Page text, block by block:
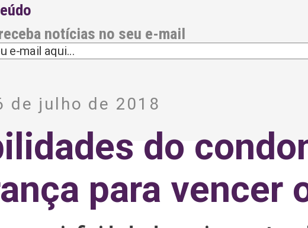
notícias no seu e-mail
de julho de 2018
do
para vencer